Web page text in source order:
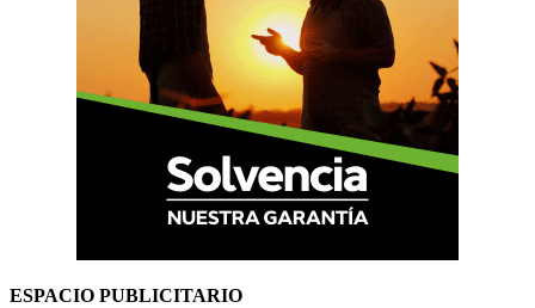
ESPACIO PUBLICITARIO